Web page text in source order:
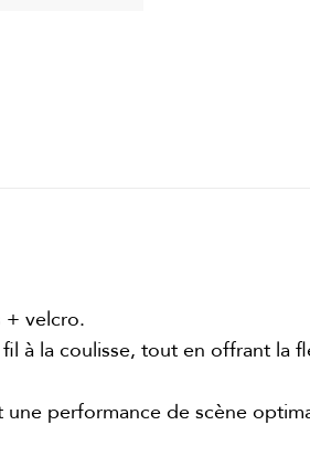
+ velcro.
à la coulisse, tout en offrant la
performance de scène